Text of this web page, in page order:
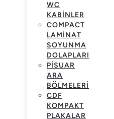
WC
KABINLER
COMPACT
LAMINAT
SOYUNMA
DOLAPLARI
PISUAR
ARA
BÖLMELERI
CDF
KOMPAKT
PLAKALAR